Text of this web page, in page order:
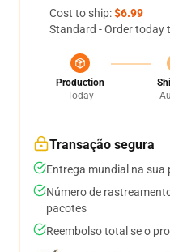
Cost to ship:$6.99
Standard - Order today
Production
Today
Transação segura
Entrega mundial na sua
Número de
pacotes
Reembolso total se o